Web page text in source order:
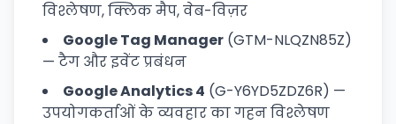
विश्लेषण, क्लिक मैप, वेब-विज़र
Google Tag Manager (GTM-NLQZN85Z)
— टैग और इवेंट प्रबंधन
Google Analytics 4 (G-Y6YD5ZDZ6R) —
उपयोगकर्ताओं के व्यवहार का गहन विश्लेषण